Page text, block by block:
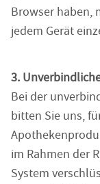
Browser haben,
jedem Gerät
3.
Bei der
bitten Sie uns,
im Rahmen der
System